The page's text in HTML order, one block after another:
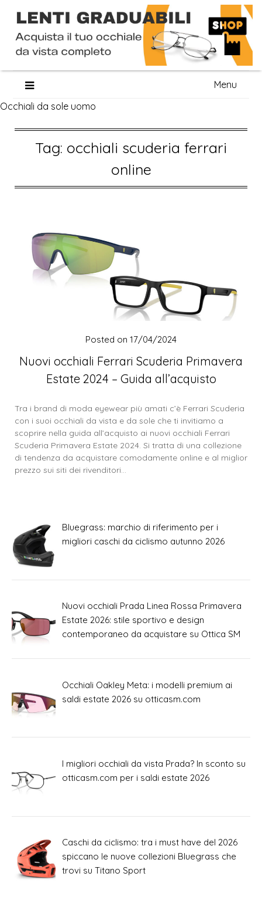
content
Menu
Occhiali da sole uomo
Tag: occhiali scuderia ferrari
online
Nuovi occhiali Ferrari Scuderia Primavera
Estate 2024 – Guida all’acquisto
Posted on 17/04/2024
Tra i brand di moda eyewear più amati c’è Ferrari Scuderia
con i suoi occhiali da vista e da sole che ti invitiamo a
scoprire nella guida all’acquisto ai nuovi occhiali Ferrari
Scuderia Primavera Estate 2024. Si tratta di una collezione
di tendenza da acquistare comodamente online e al miglior
prezzo sui siti dei rivenditori…
Bluegrass: marchio di riferimento per i
migliori caschi da ciclismo autunno 2026
Nuovi occhiali Prada Linea Rossa Primavera
Estate 2026: stile sportivo e design
contemporaneo da acquistare su Ottica SM
Occhiali Oakley Meta: i modelli premium ai
saldi estate 2026 su otticasm.com
I migliori occhiali da vista Prada? In sconto su
otticasm.com per i saldi estate 2026
Caschi da ciclismo: tra i must have del 2026
spiccano le nuove collezioni Bluegrass che
trovi su Titano Sport